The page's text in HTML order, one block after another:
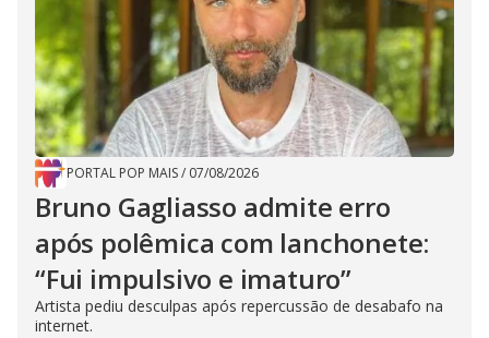
PORTAL POP MAIS/ 07/08/2026
Bruno Gagliasso admite erro
após polêmica com lanchonete:
“Fui impulsivo e imaturo”
Artista pediu desculpas após repercussão de desabafo na
internet.